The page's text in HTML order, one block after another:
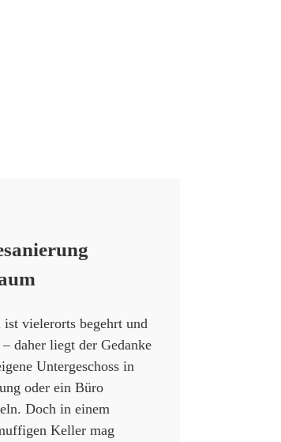
ist vielerorts begehrt und
daher liegt der Gedanke
Untergeschoss in
oder ein Büro
Doch in einem
Keller mag